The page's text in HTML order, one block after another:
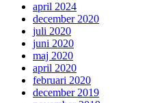
april 2024
december 2020
juli 2020
juni 2020
maj 2020
april 2020
februari 2020
december 2019